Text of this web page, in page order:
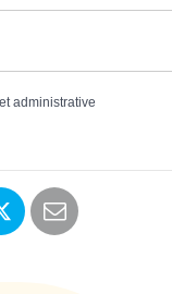
administrative